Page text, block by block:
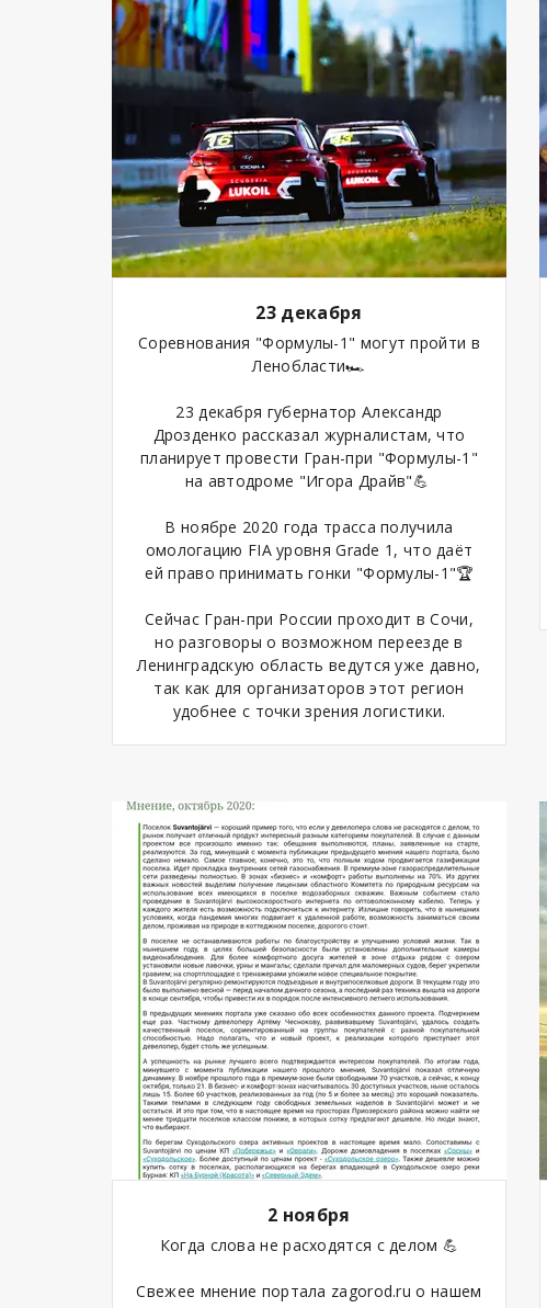
23 декабря
Соревнования "Формулы-1" могут пройти в
Ленобласти🏎
23 декабря губернатор Александр
Дрозденко рассказал журналистам, что
планирует провести Гран-при "Формулы-1"
на автодроме "Игора Драйв"💪
В ноябре 2020 года трасса получила
омологацию FIA уровня Grade 1, что даёт
ей право принимать гонки "Формулы-1"🏆
Сейчас Гран-при России проходит в Сочи,
но разговоры о возможном переезде в
Ленинградскую область ведутся уже давно,
так как для организаторов этот регион
удобнее с точки зрения логистики.
2 ноября
Когда слова не расходятся с делом 💪
Свежее мнение портала zagorod.ru о нашем